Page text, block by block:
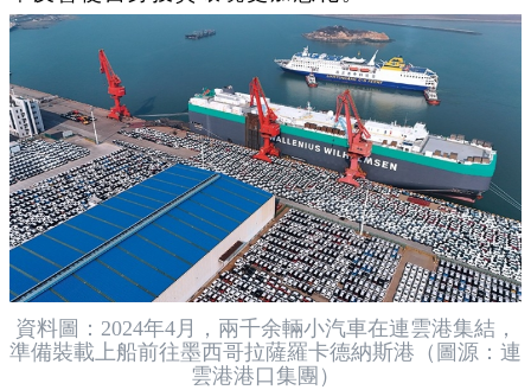
資料圖：2024年4月，兩千余輛小汽車在連雲港集結，
準備裝載上船前往墨西哥拉薩羅卡德納斯港（圖源：連
雲港港口集團）